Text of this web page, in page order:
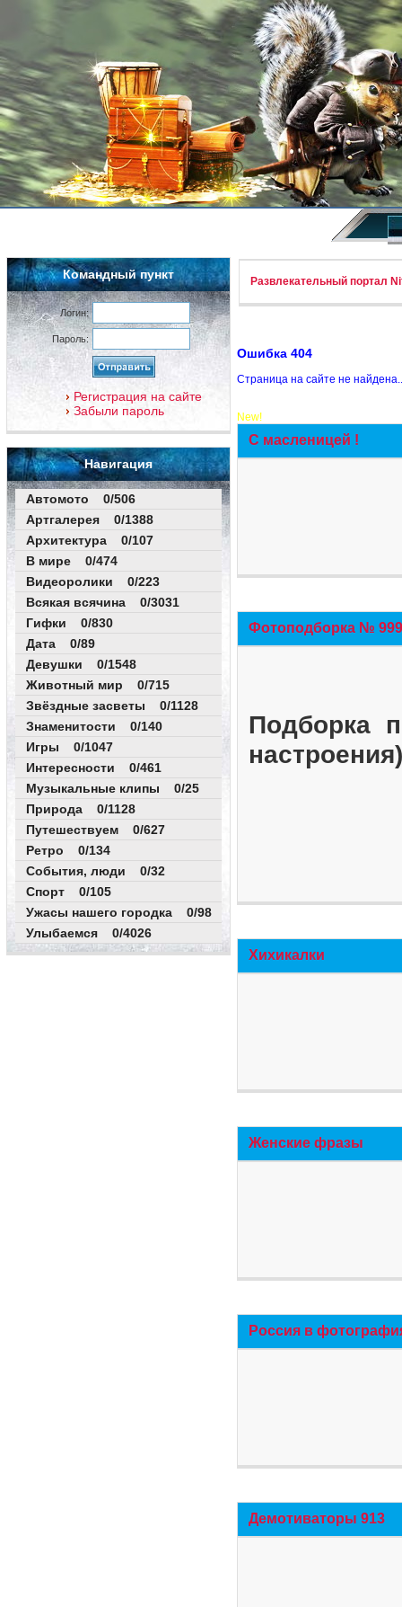
Командный пункт
Логин:
Пароль:
Регистрация на сайте
Забыли пароль
Навигация
Автомото 0/506
Артгалерея 0/1388
Архитектура 0/107
В мире 0/474
Видеоролики 0/223
Всякая всячина 0/3031
Гифки 0/830
Дата 0/89
Девушки 0/1548
Животный мир 0/715
Звёздные засветы 0/1128
Знаменитости 0/140
Игры 0/1047
Интересности 0/461
Музыкальные клипы 0/25
Природа 0/1128
Путешествуем 0/627
Ретро 0/134
События, люди 0/32
Спорт 0/105
Ужасы нашего городка 0/98
Улыбаемся 0/4026
Развлекательный портал
Ошибка 404
Страница на сайте не
New!
С масленицей !
Фотоподборка №
Подборка
Хихикалки
Женские фразы
Россия в
Демотиваторы 913